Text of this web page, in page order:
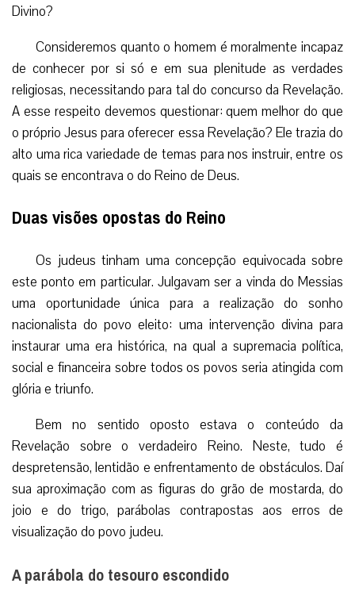
Divino?
Consideremos quanto o homem é moralmente incapaz
de conhecer por si só e em sua plenitude as verdades
religiosas, necessitando para tal do concurso da Revelação.
A esse respeito devemos questionar: quem melhor do que
o próprio Jesus para oferecer essa Revelação? Ele trazia do
alto uma rica variedade de temas para nos instruir, entre os
quais se encontrava o do Reino de Deus.
Duas visões opostas do Reino
Os judeus tinham uma concepção equivocada sobre
este ponto em particular. Julgavam ser a vinda do Messias
uma oportunidade única para a realização do sonho
nacionalista do povo eleito: uma intervenção divina para
instaurar uma era histórica, na qual a supremacia política,
social e financeira sobre todos os povos seria atingida com
glória e triunfo.
Bem no sentido oposto estava o conteúdo da
Revelação sobre o verdadeiro Reino. Neste, tudo é
despretensão, lentidão e enfrentamento de obstáculos. Daí
sua aproximação com as figuras do grão de mostarda, do
joio e do trigo, parábolas contrapostas aos erros de
visualização do povo judeu.
A parábola do tesouro escondido